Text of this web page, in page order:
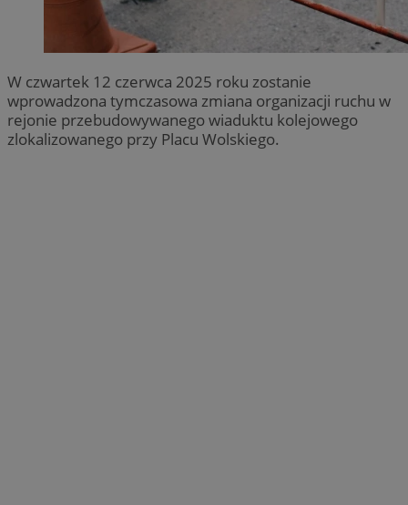
W czwartek 12 czerwca 2025 roku zostanie
wprowadzona tymczasowa zmiana organizacji ruchu w
rejonie przebudowywanego wiaduktu kolejowego
zlokalizowanego przy Placu Wolskiego.